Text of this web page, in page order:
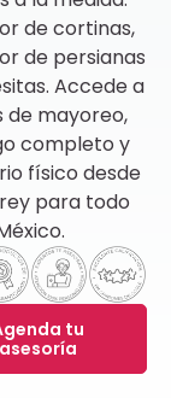
de cortinas,
de persianas
Accede a
de mayoreo,
completo y
físico desde
para todo
tu
asesoría